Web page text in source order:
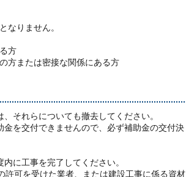
なりません。
方
または密接な関係にある方
それらについても撤去してください。
を交付できませんので、必ず補助金の交付決
に工事を完了してください。
可を受けた業者、または建設工事に係る資材